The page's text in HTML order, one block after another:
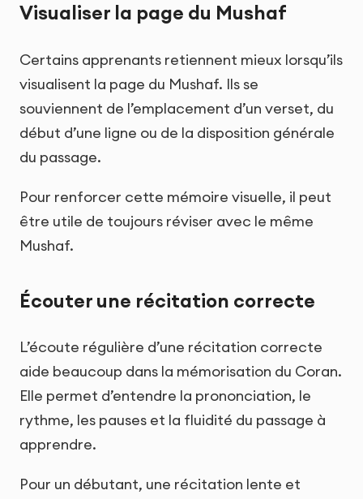
Visualiser la page du Mushaf
Certains apprenants retiennent mieux lorsqu’ils
visualisent la page du Mushaf. Ils se
souviennent de l’emplacement d’un verset, du
début d’une ligne ou de la disposition générale
du passage.
Pour renforcer cette mémoire visuelle, il peut
être utile de toujours réviser avec le même
Mushaf.
Écouter une récitation correcte
L’écoute régulière d’une récitation correcte
aide beaucoup dans la mémorisation du Coran.
Elle permet d’entendre la prononciation, le
rythme, les pauses et la fluidité du passage à
apprendre.
Pour un débutant, une récitation lente et